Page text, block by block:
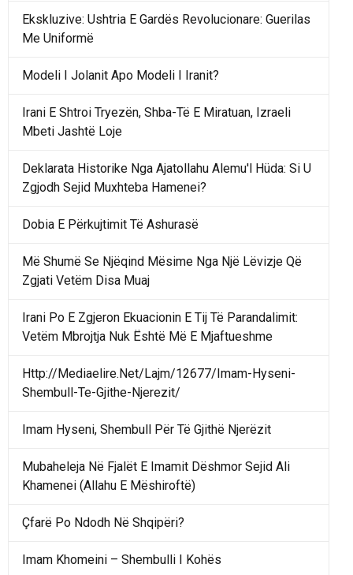
Ekskluzive: Ushtria E Gardës Revolucionare: Guerilas
Me Uniformë
Modeli I Jolanit Apo Modeli I Iranit?
Irani E Shtroi Tryezën, Shba-Të E Miratuan, Izraeli
Mbeti Jashtë Loje
Deklarata Historike Nga Ajatollahu Alemu'l Hüda: Si U
Zgjodh Sejid Muxhteba Hamenei?
Dobia E Përkujtimit Të Ashurasë
Më Shumë Se Njëqind Mësime Nga Një Lëvizje Që
Zgjati Vetëm Disa Muaj
Irani Po E Zgjeron Ekuacionin E Tij Të Parandalimit:
Vetëm Mbrojtja Nuk Është Më E Mjaftueshme
Http://Mediaelire.Net/Lajm/12677/Imam-Hyseni-
Shembull-Te-Gjithe-Njerezit/
Imam Hyseni, Shembull Për Të Gjithë Njerëzit
Mubaheleja Në Fjalët E Imamit Dëshmor Sejid Ali
Khamenei (Allahu E Mëshiroftë)
Çfarë Po Ndodh Në Shqipëri?
Imam Khomeini – Shembulli I Kohës